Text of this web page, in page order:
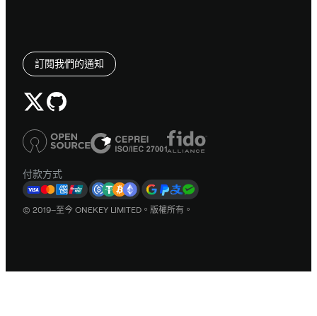
訂閱我們的通知
付款方式
© 2019–至今 ONEKEY LIMITED。版權所有。